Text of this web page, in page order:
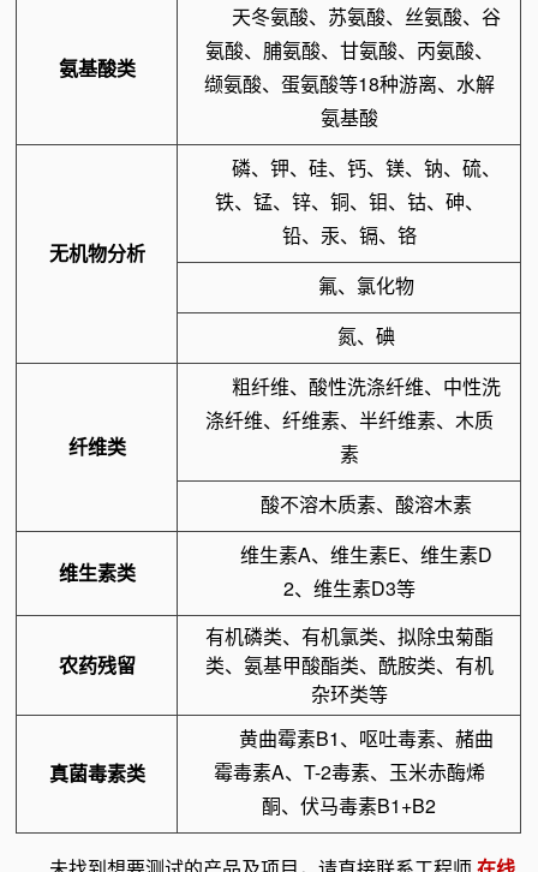
氨基酸类
天冬氨酸、苏氨酸、丝氨酸、谷
氨酸、脯氨酸、甘氨酸、丙氨酸、
缬氨酸、蛋氨酸等18种游离、水解
氨基酸
无机物分析
磷、钾、硅、钙、镁、钠、硫、
铁、锰、锌、铜、钼、钴、砷、
铅、汞、镉、铬
氟、氯化物
氮、碘
纤维类
粗纤维、酸性洗涤纤维、中性洗
涤纤维、纤维素、半纤维素、木质
素
酸不溶木质素、酸溶木素
维生素类
维生素A、维生素E、维生素D
2、维生素D3等
农药残留
有机磷类、有机氯类、拟除虫菊酯
类、氨基甲酸酯类、酰胺类、有机
杂环类等
真菌毒素类
黄曲霉素B1、呕吐毒素、赭曲
霉毒素A、T-2毒素、玉米赤酶烯
酮、伏马毒素B1+B2